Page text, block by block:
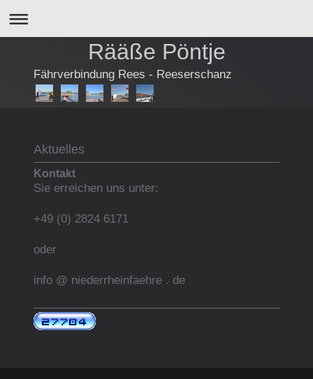
Rääße Pöntje
Fährverbindung Rees - Reeserschanz
Aktuelles
Kontakt
Sie erreichen uns unter:
+49 (0) 2824 6171
oder
info @ niederrheinfaehre . de